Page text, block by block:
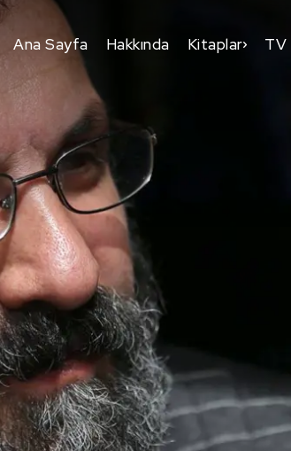
Ana Sayfa Hakkında Kitaplar TV